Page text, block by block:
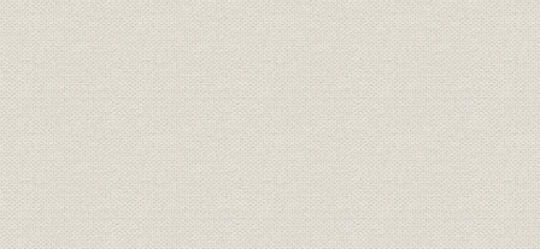
4. 満州事変から第2次世界大戦終結まで(昭和6年~昭和20年)
5. 終戦から三菱商号復活まで(昭和20年~昭和27年)
6. 新三菱重工時代(昭和27年~昭和39年)
7. 三菱3重工合併から現在まで(昭和39年~昭和55年)
第2章 工場設備